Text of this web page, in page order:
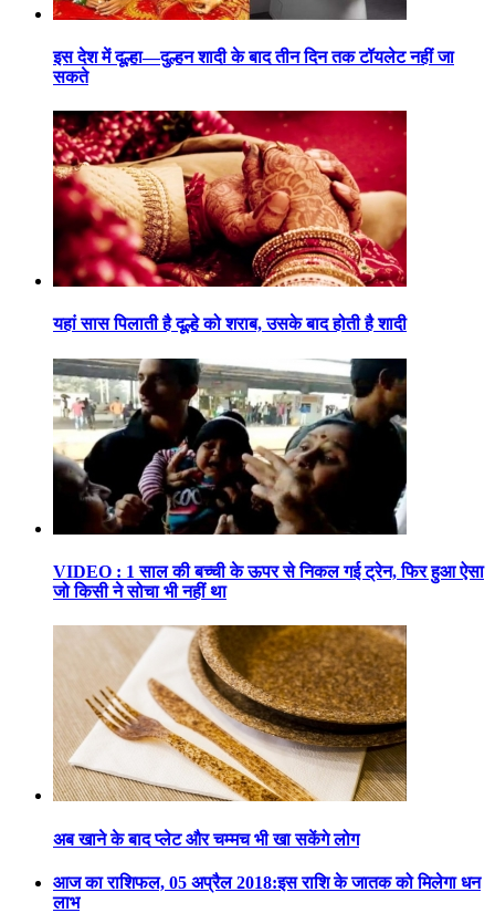
इस देश में दूल्हा—दुल्हन शादी के बाद तीन दिन तक टॉयलेट नहीं जा
सकते
यहां सास पिलाती है दूल्हे को शराब, उसके बाद होती है शादी
VIDEO : 1 साल की बच्ची के ऊपर से निकल गई ट्रेन, फिर हुआ ऐसा
जो किसी ने सोचा भी नहीं था
अब खाने के बाद प्लेट और चम्मच भी खा सकेंगे लोग
आज का राशिफल, 05 अप्रैल 2018:इस राशि के जातक को मिलेगा धन
लाभ